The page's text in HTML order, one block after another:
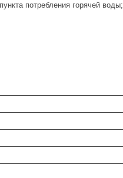
потребления горячей воды;